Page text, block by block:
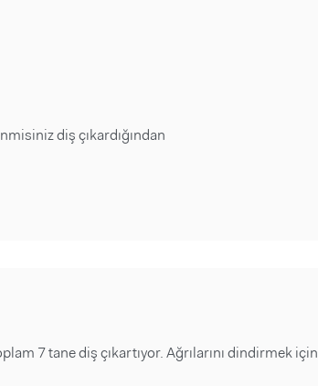
diş çıkardığından
7 tane diş çıkartıyor. Ağrılarını dindirmek için